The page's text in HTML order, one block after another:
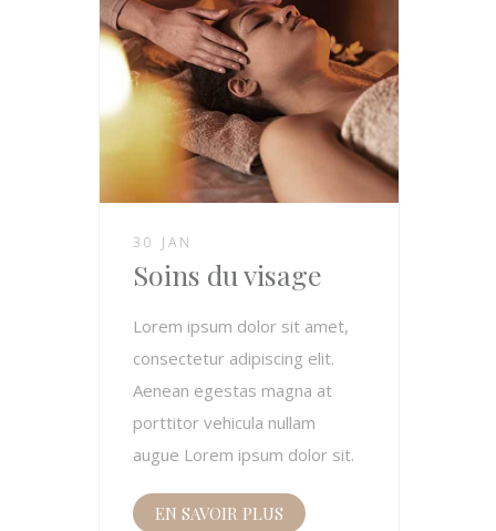
30 JAN
Soins du visage
Lorem ipsum dolor sit amet,
consectetur adipiscing elit.
Aenean egestas magna at
porttitor vehicula nullam
augue Lorem ipsum dolor sit.
EN SAVOIR PLUS